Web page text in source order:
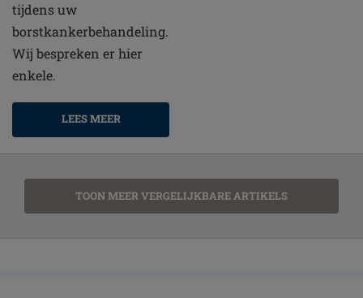
tijdens uw
borstkankerbehandeling.
Wij bespreken er hier
enkele.
LEES MEER
TOON MEER VERGELIJKBARE ARTIKELS